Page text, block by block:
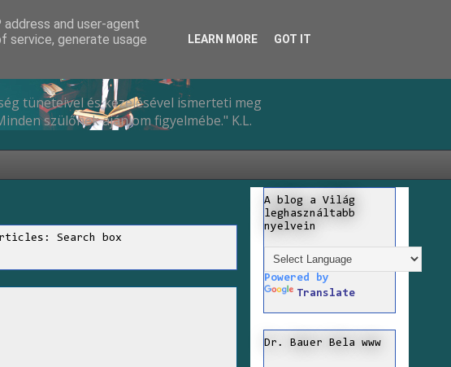
tüneteivel és kezelésével ismerteti meg
szülőnek ajánlom figyelmébe." K.L.
Search box
A blog a Világ
leghasználtabb
nyelvein
Powered by
Translate
Dr. Bauer Bela www
and user-agent
service, generate usage
LEARN MORE GOT IT